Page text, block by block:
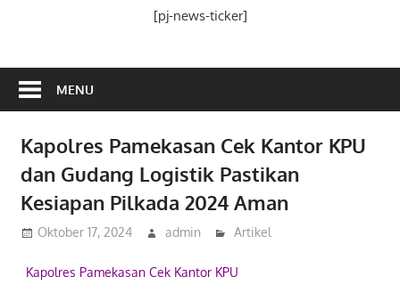
[pj-news-ticker]
MENU
Kapolres Pamekasan Cek Kantor KPU
dan Gudang Logistik Pastikan
Kesiapan Pilkada 2024 Aman
Oktober 17, 2024 admin Artikel
Kapolres Pamekasan Cek Kantor KPU